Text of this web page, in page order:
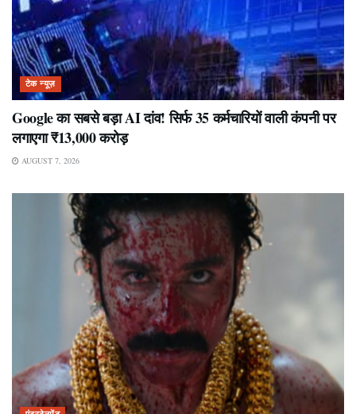
टेक न्यूज़
Google का सबसे बड़ा AI दांव! सिर्फ 35 कर्मचारियों वाली कंपनी पर
लगाएगा ₹13,000 करोड़
AUGUST 7, 2026